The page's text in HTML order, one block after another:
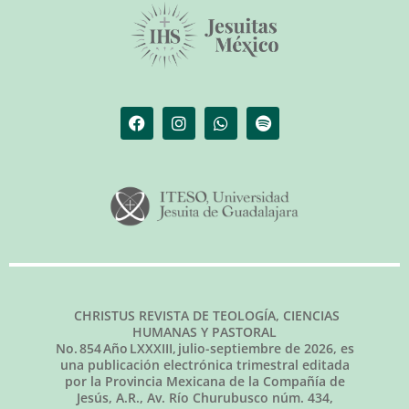
CHRISTUS REVISTA DE TEOLOGÍA, CIENCIAS
HUMANAS Y PASTORAL
No.854Año LXXXIII, julio-septiembre de 2026, es
una publicación electrónica trimestral editada
por la Provincia Mexicana de la Compañía de
Jesús, A.R., Av. Río Churubusco núm. 434,